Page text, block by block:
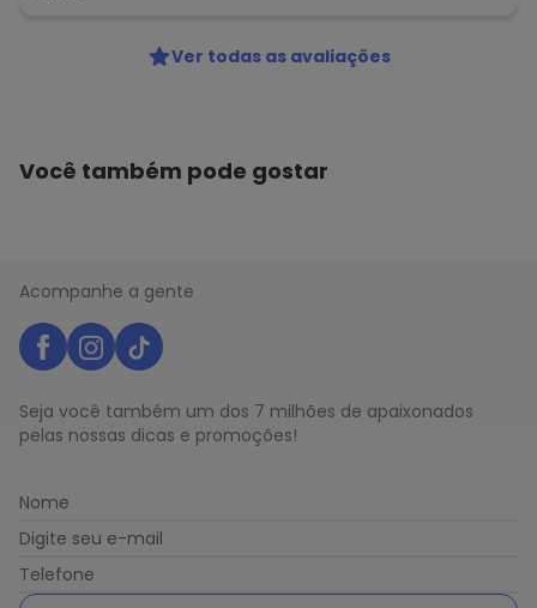
Ver todas as avaliações
Você também pode gostar
Acompanhe a gente
Seja você também um dos 7 milhões de apaixonados
pelas nossas dicas e promoções!
Nome
Digite seu e-mail
Telefone